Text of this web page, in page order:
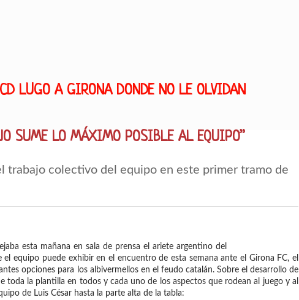
LUGO A GIRONA DONDE NO LE OLVIDAN
SUME LO MÁXIMO POSIBLE AL EQUIPO”
trabajo colectivo del equipo en este primer tramo de
esta mañana en sala de prensa el ariete argentino del
equipo puede exhibir en el encuentro de esta semana ante el Girona FC, el
opciones para los albivermellos en el feudo catalán. Sobre el desarrollo de
toda la plantilla en todos y cada uno de los aspectos que rodean al juego y al
de Luis César hasta la parte alta de la tabla: